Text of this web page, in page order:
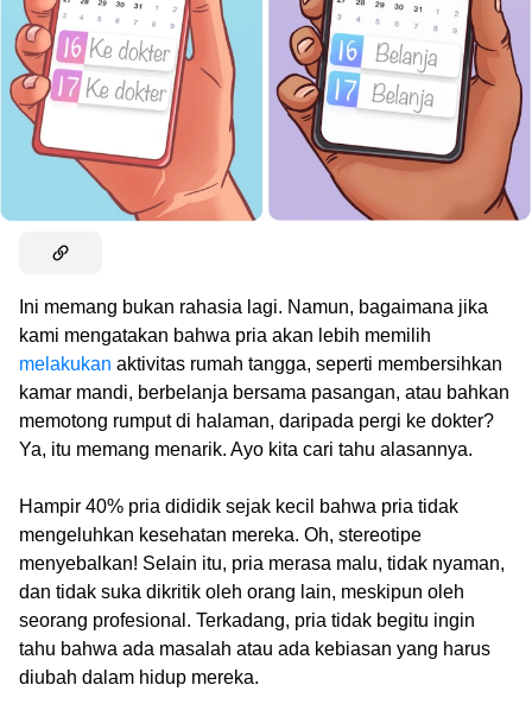
Ini memang bukan rahasia lagi. Namun, bagaimana jika
kami mengatakan bahwa pria akan lebih memilih
melakukan aktivitas rumah tangga, seperti membersihkan
kamar mandi, berbelanja bersama pasangan, atau bahkan
memotong rumput di halaman, daripada pergi ke dokter?
Ya, itu memang menarik. Ayo kita cari tahu alasannya.
Hampir 40% pria dididik sejak kecil bahwa pria tidak
mengeluhkan kesehatan mereka. Oh, stereotipe
menyebalkan! Selain itu, pria merasa malu, tidak nyaman,
dan tidak suka dikritik oleh orang lain, meskipun oleh
seorang profesional. Terkadang, pria tidak begitu ingin
tahu bahwa ada masalah atau ada kebiasan yang harus
diubah dalam hidup mereka.